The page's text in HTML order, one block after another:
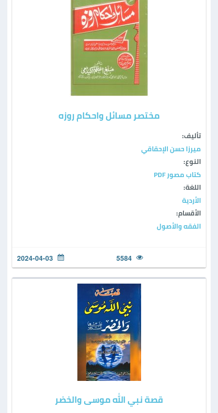
مختصر مسائل واحكام روزه
تأليف:
ميرزا حسن الإحقاقي
النوع:
كتاب مصور PDF
اللغة:
الأردية
الأقسام:
الفقه والأصول
5584
2024-04-03
قصة نبي الله موسى والخضر